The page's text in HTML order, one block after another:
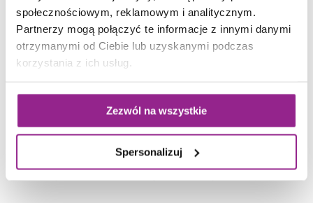
społecznościowym, reklamowym i analitycznym.
Partnerzy mogą połączyć te informacje z innymi danymi
otrzymanymi od Ciebie lub uzyskanymi podczas
korzystania z ich usług.
Zezwól na wszystkie
Spersonalizuj
Aleksandra Wysocka
Wiceprezeska Zarządu ds. Operacyjnych